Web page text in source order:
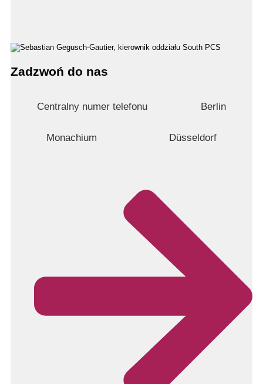
Zadzwoń do nas
Centralny numer telefonu Berlin
Monachium Düsseldorf